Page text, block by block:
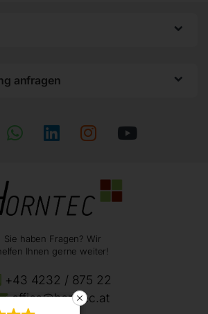
anfragen
Sie haben Fragen? Wir
Ihnen gerne weiter!
+43 4232 / 875 22
office@horntec.at